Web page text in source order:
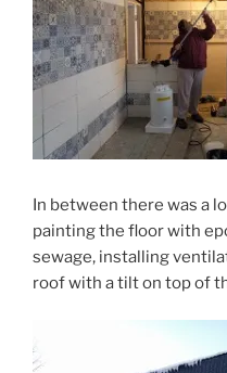
In between there was a
painting the floor with
sewage, installing
roof with a tilt on top of